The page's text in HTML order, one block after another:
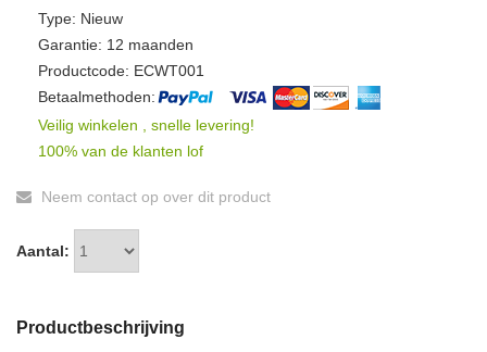
Type: Nieuw
Garantie: 12 maanden
Productcode: ECWT001
Betaalmethoden:
Veilig winkelen , snelle levering!
100% van de klanten lof
Neem contact op over dit product
Aantal:
Productbeschrijving